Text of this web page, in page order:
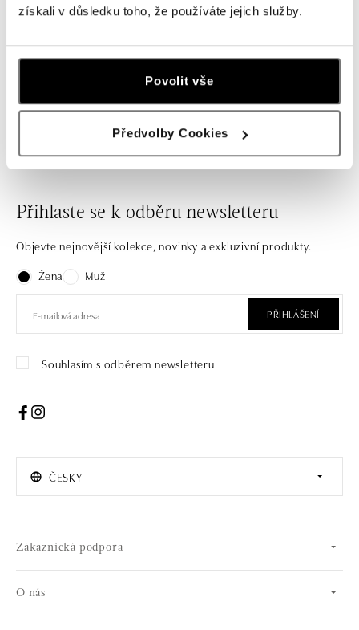
získali v důsledku toho, že používáte jejich služby.
Povolit vše
Předvolby Cookies
Jednoduché, ale nepřehlédnutelné! Pokud hledáte
ozdobu pro každou příležitost, z našich zlatých náušnic s
vyberete ty pravé.
Přihlaste se k odběru newsletteru
Objevte nejnovější kolekce, novinky a exkluzivní produkty.
Žena
Muž
PŘIHLÁŠENÍ
Souhlasím s odběrem newsletteru
ČESKY
Zákaznická podpora
O nás